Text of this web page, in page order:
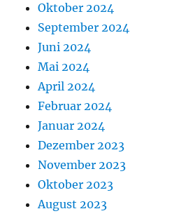
Oktober 2024
September 2024
Juni 2024
Mai 2024
April 2024
Februar 2024
Januar 2024
Dezember 2023
November 2023
Oktober 2023
August 2023